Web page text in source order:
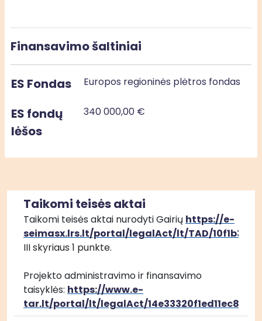
Finansavimo šaltiniai
ES Fondas Europos regioninės plėtros fondas
ES fondų
lėšos
340 000,00 €
Taikomi teisės aktai
Taikomi teisės aktai nurodyti Gairių https://e-
seimasx.lrs.lt/portal/legalAct/lt/TAD/
III skyriaus 1 punkte.
Projekto administravimo ir finansavimo
taisyklės: https://www.e-
tar.lt/portal/lt/legalAct/